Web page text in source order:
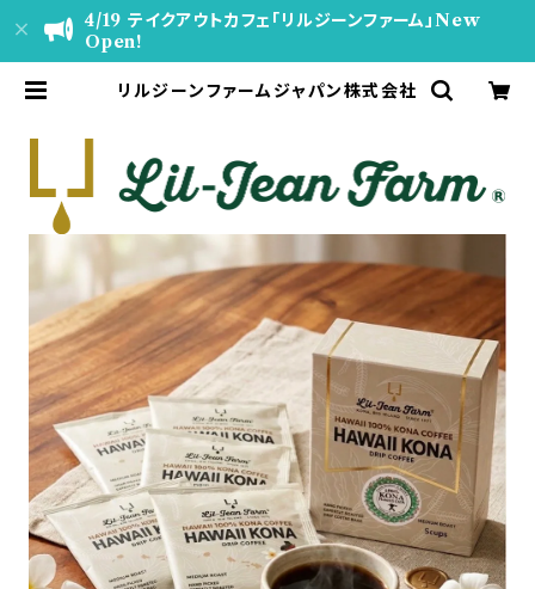
4/19 テイクアウトカフェ「リルジーンファーム」New
Open!
リルジーンファームジャパン株式会社